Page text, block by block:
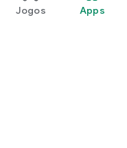
Jogos Apps